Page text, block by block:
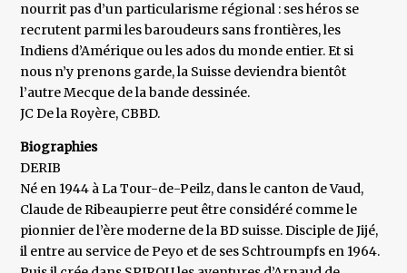
nourrit pas d’un particularisme régional : ses héros se
recrutent parmi les baroudeurs sans frontières, les
Indiens d’Amérique ou les ados du monde entier. Et si
nous n’y prenons garde, la Suisse deviendra bientôt
l’autre Mecque de la bande dessinée.
JC De la Royère, CBBD.
Biographies
DERIB
Né en 1944 à La Tour-de-Peilz, dans le canton de Vaud,
Claude de Ribeaupierre peut être considéré comme le
pionnier de l’ère moderne de la BD suisse. Disciple de Jijé,
il entre au service de Peyo et de ses Schtroumpfs en 1964.